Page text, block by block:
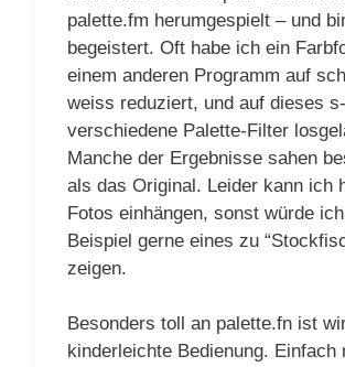
palette.fm herumgespielt – und
begeistert. Oft habe ich ein
einem anderen Programm auf
weiss reduziert, und auf dieses
verschiedene Palette-Filter
Manche der Ergebnisse sahen
als das Original. Leider kann ich
Fotos einhängen, sonst würde
Beispiel gerne eines zu
zeigen.
Besonders toll an palette.fn ist
kinderleichte Bedienung. Einfach